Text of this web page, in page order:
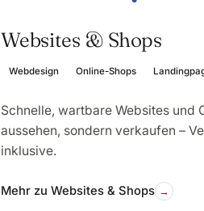
Websites & Shops
Webdesign Online-Shops
Schnelle, wartbare Websites und
aussehen, sondern verkaufen –
inklusive.
Mehr zu Websites & Shops